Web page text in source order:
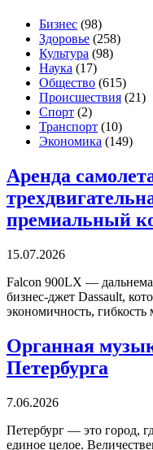
Бизнес (98)
Здоровье (258)
Культура (98)
Наука (17)
Общество (615)
Происшествия (21)
Спорт (2)
Транспорт (10)
Экономика (149)
Аренда
премиальный
15.07.2026
Falcon 900LX —
бизнес-джет Dassault,
экономичность,
Органная
Петербурга
7.06.2026
Петербург — это город,
единое целое.